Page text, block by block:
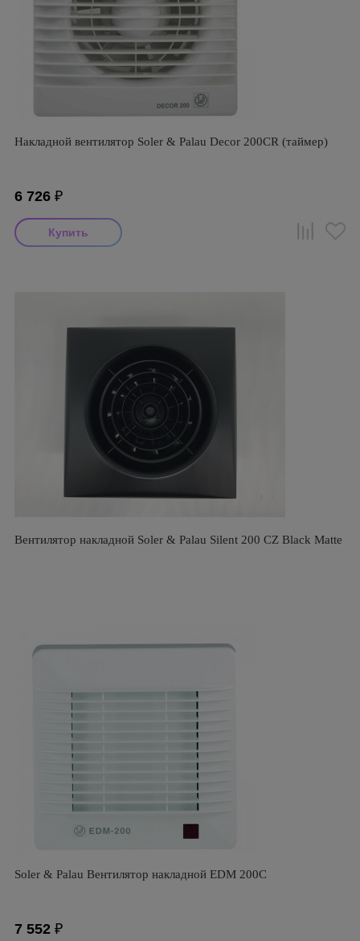
Накладной вентилятор Soler & Palau Decor 200CR (таймер)
6 726 ₽
Вентилятор накладной Soler & Palau Silent 200 CZ Black Matte
Soler & Palau Вентилятор накладной EDM 200C
7 552 ₽